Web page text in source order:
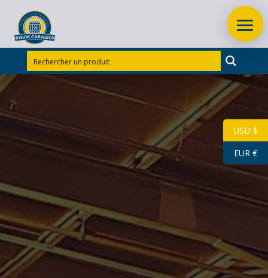
Accueil/Rhums Guadeloupe
CUBI RHUM BLANC AGRICOLE MONTEBELLO 4.5 L
USD $
EUR €